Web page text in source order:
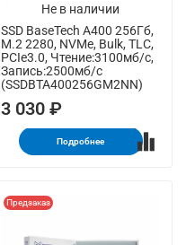
Не в наличии
SSD BaseTech A400 256Гб,
M.2 2280, NVMe, Bulk, TLC,
PCIe3.0, Чтение:3100мб/с,
Запись:2500мб/с
(SSDBTA400256GM2NN)
3 030 ₽
Подробнее
Предзаказ